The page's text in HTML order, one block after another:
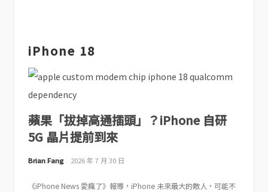
iPhone 18
蘋果「拔掉高通插頭」？iPhone 自研
5G 晶片提前到來
Brian Fang 2026 年 7 月 30 日
《iPhone News 愛瘋了》報導，iPhone 未來最大的敵人，可能不